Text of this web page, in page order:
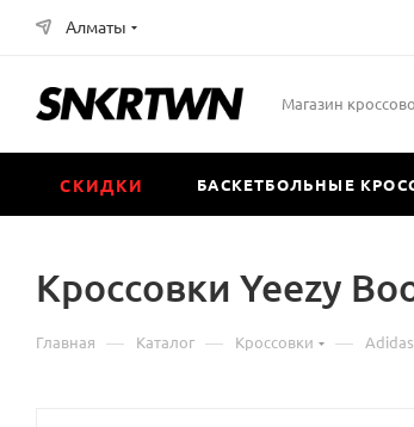
Алматы
Магазин
СКИДКИ БАСКЕТБОЛЬНЫЕ
Кроссовки Yeezy
Главная — Каталог — Кроссовки — Аdidas